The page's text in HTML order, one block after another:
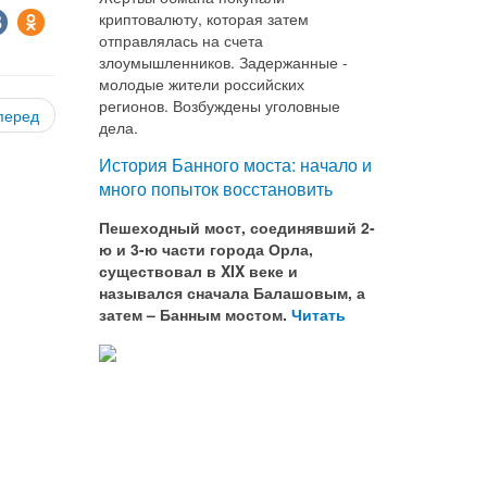
криптовалюту, которая затем
отправлялась на счета
злоумышленников. Задержанные -
молодые жители российских
регионов. Возбуждены уголовные
дела.
История Банного моста: начало и
много попыток восстановить
Пешеходный мост, соединявший 2-
ю и 3-ю части города Орла,
существовал в XIX веке и
назывался сначала Балашовым, а
затем – Банным мостом. Читать